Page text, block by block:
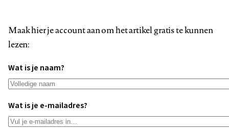
Maak hier je account aan om het artikel gratis te kunnen
lezen:
Wat is je naam?
Wat is je e-mailadres?